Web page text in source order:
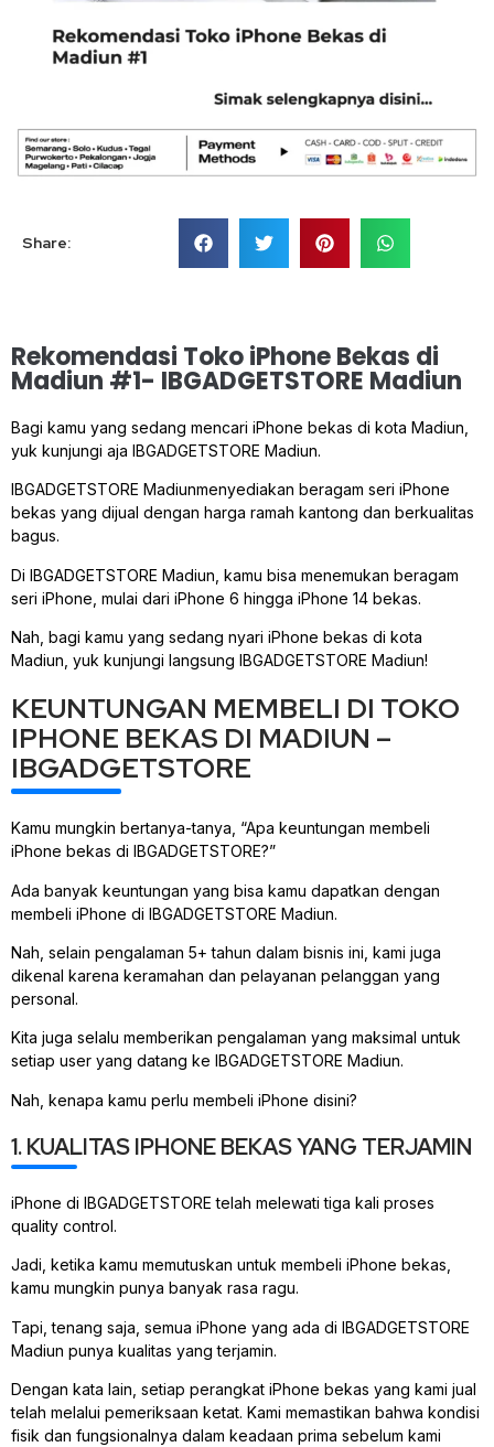
Share:
Rekomendasi Toko iPhone Bekas di
Madiun #1- IBGADGETSTORE Madiun
Bagi kamu yang sedang mencari iPhone bekas di kota Madiun,
yuk kunjungi aja IBGADGETSTORE Madiun.
IBGADGETSTORE Madiunmenyediakan beragam seri iPhone
bekas yang dijual dengan harga ramah kantong dan berkualitas
bagus.
Di IBGADGETSTORE Madiun, kamu bisa menemukan beragam
seri iPhone, mulai dari iPhone 6 hingga iPhone 14 bekas.
Nah, bagi kamu yang sedang nyari iPhone bekas di kota
Madiun, yuk kunjungi langsung IBGADGETSTORE Madiun!
KEUNTUNGAN MEMBELI DI TOKO
IPHONE BEKAS DI MADIUN –
IBGADGETSTORE
Kamu mungkin bertanya-tanya, “Apa keuntungan membeli
iPhone bekas di IBGADGETSTORE?”
Ada banyak keuntungan yang bisa kamu dapatkan dengan
membeli iPhone di IBGADGETSTORE Madiun.
Nah, selain pengalaman 5+ tahun dalam bisnis ini, kami juga
dikenal karena keramahan dan pelayanan pelanggan yang
personal.
Kita juga selalu memberikan pengalaman yang maksimal untuk
setiap user yang datang ke IBGADGETSTORE Madiun.
Nah, kenapa kamu perlu membeli iPhone disini?
1. KUALITAS IPHONE BEKAS YANG TERJAMIN
iPhone di IBGADGETSTORE telah melewati tiga kali proses
quality control.
Jadi, ketika kamu memutuskan untuk membeli iPhone bekas,
kamu mungkin punya banyak rasa ragu.
Tapi, tenang saja, semua iPhone yang ada di IBGADGETSTORE
Madiun punya kualitas yang terjamin.
Dengan kata lain, setiap perangkat iPhone bekas yang kami jual
telah melalui pemeriksaan ketat. Kami memastikan bahwa kondisi
fisik dan fungsionalnya dalam keadaan prima sebelum kami